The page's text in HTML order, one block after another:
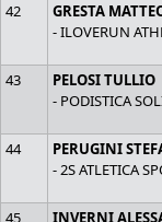
42
GRESTA
- ILOVERUN
43
PELOSI TULLIO
- PODISTICA
44
PERUGINI
- 2S ATLETICA
45
INVERNI